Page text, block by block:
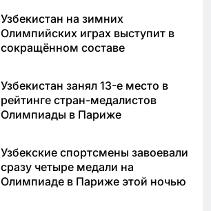
Узбекистан на зимних
Олимпийских играх выступит в
сокращённом составе
Узбекистан занял 13-е место в
рейтинге стран-медалистов
Олимпиады в Париже
Узбекские спортсмены завоевали
сразу четыре медали на
Олимпиаде в Париже этой ночью